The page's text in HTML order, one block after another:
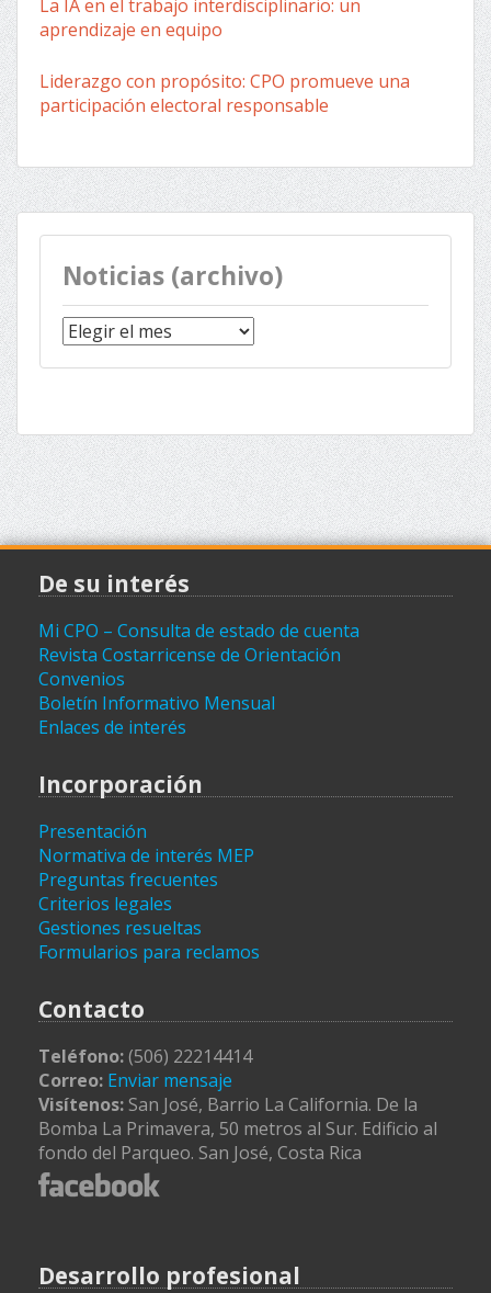
La IA en el trabajo interdisciplinario: un
aprendizaje en equipo
Liderazgo con propósito: CPO promueve una
participación electoral responsable
Noticias (archivo)
Noticias
(archivo)
De su interés
Mi CPO – Consulta de estado de cuenta
Revista Costarricense de Orientación
Convenios
Boletín Informativo Mensual
Enlaces de interés
Incorporación
Presentación
Normativa de interés MEP
Preguntas frecuentes
Criterios legales
Gestiones resueltas
Formularios para reclamos
Contacto
Teléfono:(506) 22214414
Correo: Enviar mensaje
Visítenos: San José, Barrio La California. De la
Bomba La Primavera, 50 metros al Sur. Edificio al
fondo del Parqueo. San José, Costa Rica
Desarrollo profesional